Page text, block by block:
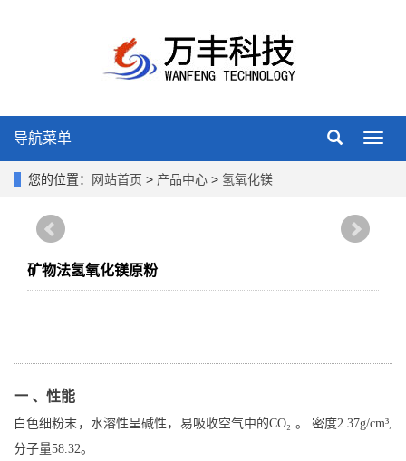
导航菜单
您的位置： 网站首页 > 产品中心 > 氢氧化镁
矿物法氢氧化镁原粉
一 、性能
白色细粉末，水溶性呈碱性，易吸收空气中的CO₂ 。 密度2.37g/cm³,
分子量58.32。